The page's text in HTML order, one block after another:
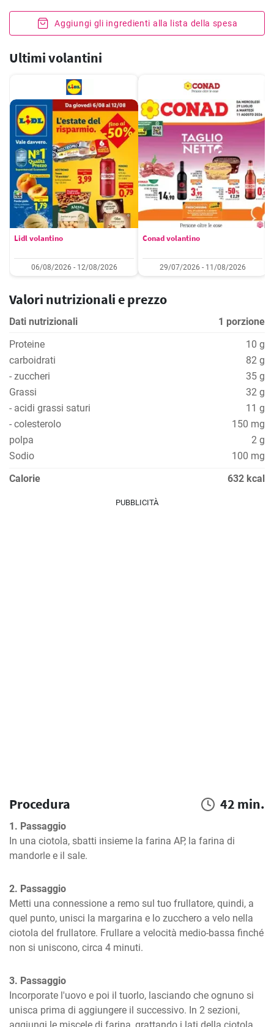
Aggiungi gli ingredienti alla lista della spesa
Ultimi volantini
Lidl volantino
06/08/2026 - 12/08/2026
Conad volantino
29/07/2026 - 11/08/2026
Valori nutrizionali e prezzo
Dati nutrizionali
1 porzione
Proteine
10 g
carboidrati
82 g
- zuccheri
35 g
Grassi
32 g
- acidi grassi saturi
11 g
- colesterolo
150 mg
polpa
2 g
Sodio
100 mg
Calorie
632 kcal
PUBBLICITÀ
Procedura 42 min.
1. Passaggio
In una ciotola, sbatti insieme la farina AP, la farina di
mandorle e il sale.
2. Passaggio
Metti una connessione a remo sul tuo frullatore, quindi, a
quel punto, unisci la margarina e lo zucchero a velo nella
ciotola del frullatore. Frullare a velocità medio-bassa finché
non si uniscono, circa 4 minuti.
3. Passaggio
Incorporate l'uovo e poi il tuorlo, lasciando che ognuno si
unisca prima di aggiungere il successivo. In 2 sezioni,